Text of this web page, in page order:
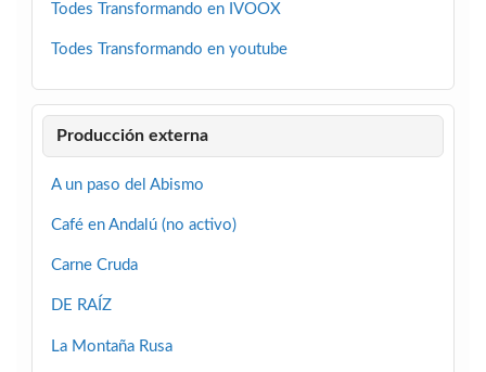
Todes Transformando en IVOOX
Todes Transformando en youtube
Producción externa
A un paso del Abismo
Café en Andalú (no activo)
Carne Cruda
DE RAÍZ
La Montaña Rusa